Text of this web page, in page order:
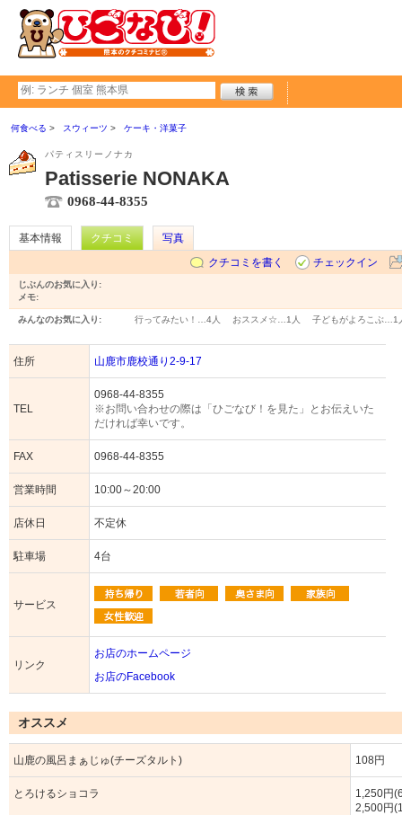
何食べる スウィーツ ケーキ・洋菓子
パティスリーノナカ
Patisserie NONAKA
0968-44-8355
基本情報 クチコミ
写真
クチコミを書く
チェックイン
じぶんのお気に入り:
メモ:
みんなのお気に入り: 行ってみたい！… 4人 おススメ☆… 1人 子どもがよろこぶ… 1
住所 山鹿市鹿校通り2-9-17
TEL
0968-44-8355
※お問い合わせの際は「ひごなび！を見た」とお伝えいた
だければ幸いです。
FAX 0968-44-8355
営業時間 10:00～20:00
店休日 不定休
駐車場 4台
サービス
リンク
お店のホームページ
お店のFacebook
オススメ
山鹿の風呂まぁじゅ(チーズタルト) 108円
とろけるショコラ
1,250円
2,500円